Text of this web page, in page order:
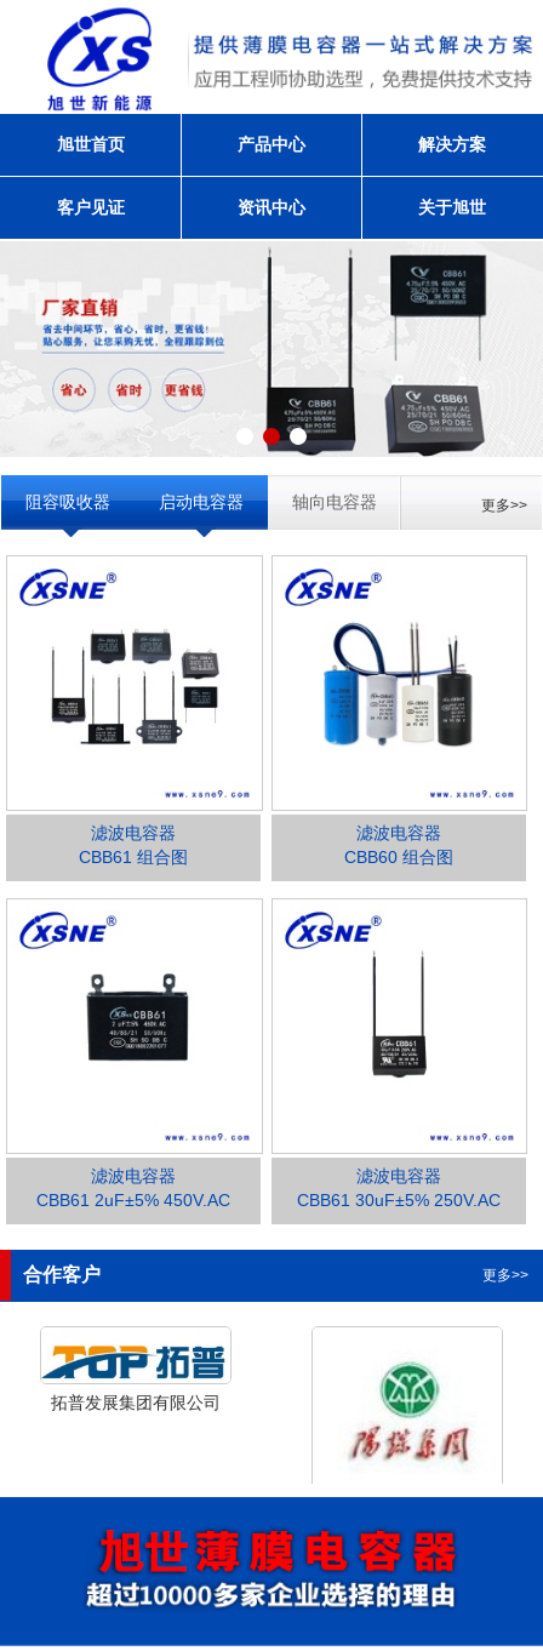
旭世首页 产品中心 解决方案
客户见证 资讯中心 关于旭世
阻容吸收器 启动电容器 轴向电容器 更多>>
滤波电容器
CBB61 组合图
滤波电容器
CBB60 组合图
滤波电容器
CBB61 2uF±5% 450V.AC
滤波电容器
CBB61 30uF±5% 250V.AC
合作客户 更多>>
拓普发展集团有限公司
山西省阳泉市阳泉煤业集团